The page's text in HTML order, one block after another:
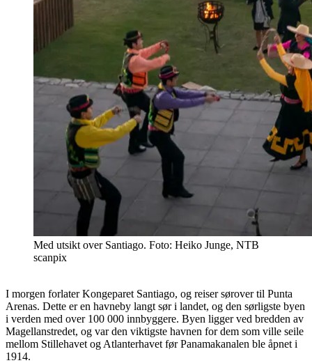
Med utsikt over Santiago. Foto: Heiko Junge, NTB
scanpix
I morgen forlater Kongeparet Santiago, og reiser sørover til Punta
Arenas. Dette er en havneby langt sør i landet, og den sørligste byen
i verden med over 100 000 innbyggere. Byen ligger ved bredden av
Magellanstredet, og var den viktigste havnen for dem som ville seile
mellom Stillehavet og Atlanterhavet før Panamakanalen ble åpnet i
1914.